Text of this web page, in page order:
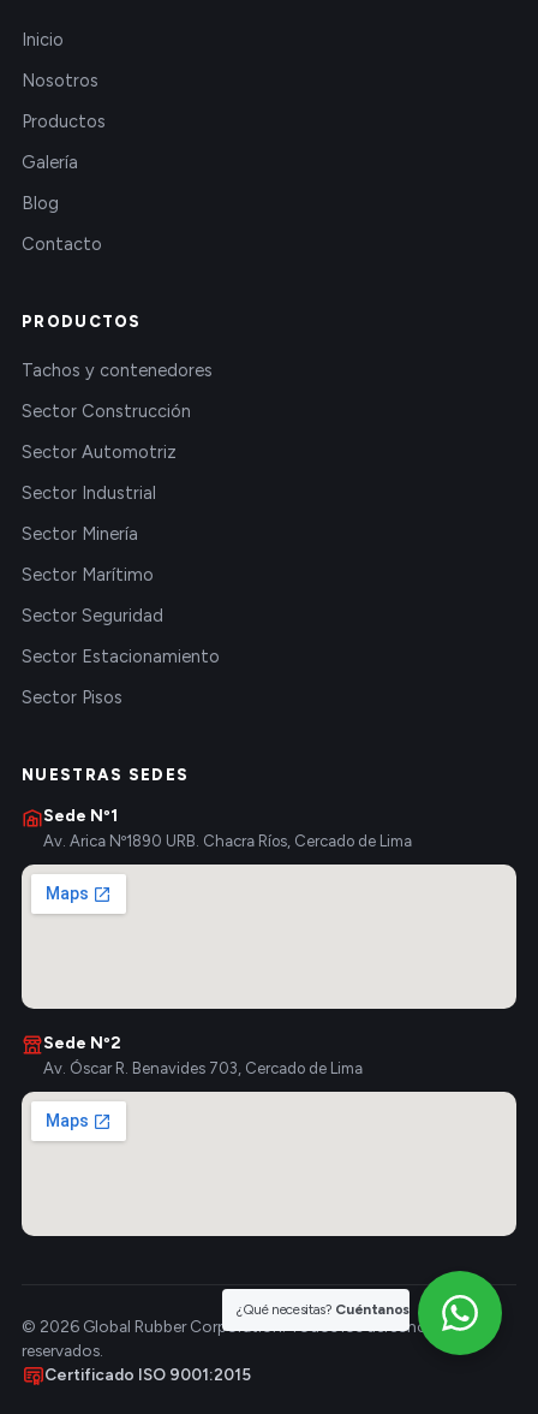
Inicio
Nosotros
Productos
Galería
Blog
Contacto
PRODUCTOS
Tachos y contenedores
Sector Construcción
Sector Automotriz
Sector Industrial
Sector Minería
Sector Marítimo
Sector Seguridad
Sector Estacionamiento
Sector Pisos
NUESTRAS SEDES
Sede Nº1
Av. Arica Nº1890 URB. Chacra Ríos, Cercado de Lima
Sede Nº2
Av. Óscar R. Benavides 703, Cercado de Lima
© 2026 Global Rubber Corporation. Todos los derechos
reservados.
Certificado ISO 9001:2015
¿Qué necesitas? Cuéntanos